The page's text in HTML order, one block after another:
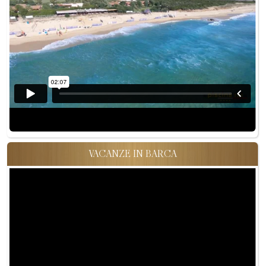
VACANZE IN BARCA